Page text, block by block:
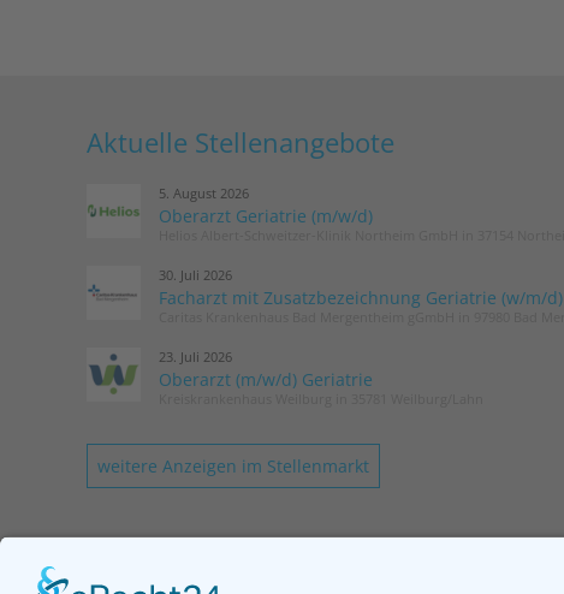
Aktuelle Stellenangebote
5. August 2026
Oberarzt Geriatrie (m/w/d)
30. Juli 2026
Facharzt mit Zusatzbezeichnung Geriatrie (w/m/d)
23. Juli 2026
Oberarzt (m/w/d) Geriatrie
weitere Anzeigen im Stellenmarkt